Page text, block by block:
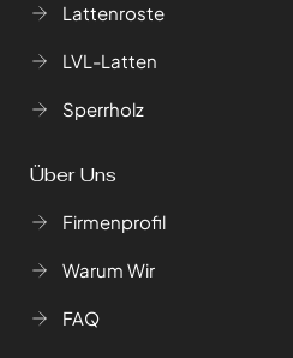
Lattenroste
LVL-Latten
Sperrholz
Über Uns
Firmenprofil
Warum Wir
FAQ